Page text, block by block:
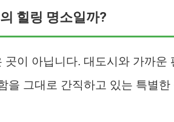
힐링 명소일까?
이 아닙니다. 대도시와 가까운
을 그대로 간직하고 있는 특별한